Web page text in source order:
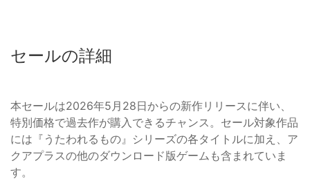
セールの詳細
本セールは2026年5月28日からの新作リリースに伴い、
特別価格で過去作が購入できるチャンス。セール対象作品
には『うたわれるもの』シリーズの各タイトルに加え、ア
クアプラスの他のダウンロード版ゲームも含まれていま
す。